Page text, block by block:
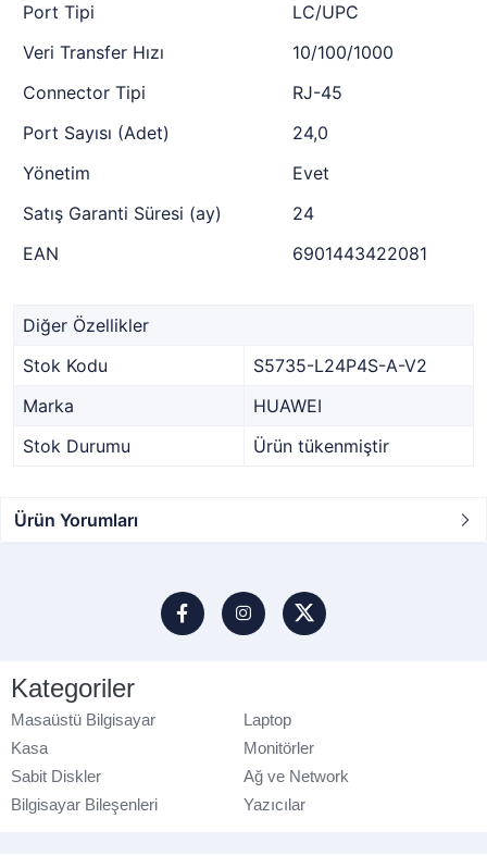
Port Tipi
LC/UPC
Veri Transfer Hızı
10/100/1000
Connector Tipi
RJ-45
Port Sayısı (Adet)
24,0
Yönetim
Evet
Satış Garanti Süresi (ay)
24
EAN
6901443422081
Diğer Özellikler
Stok Kodu
S5735-L24P4S-A-V2
Marka
HUAWEI
Stok Durumu
Ürün tükenmiştir
Ürün Yorumları
Kategoriler
Masaüstü Bilgisayar
Laptop
Kasa
Monitörler
Sabit Diskler
Ağ ve Network
Bilgisayar Bileşenleri
Yazıcılar